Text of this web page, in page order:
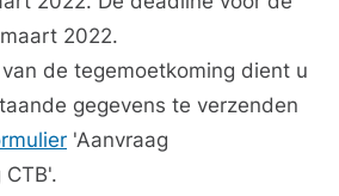
2022.
de tegemoetkoming dient u
gegevens te verzenden
'Aanvraag